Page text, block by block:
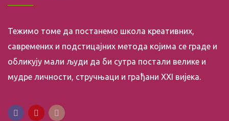
Тежимо томе да постанемо школа креативних,
савремених и подстицајних метода којима се граде и
обликују мали људи да би сутра постали велике и
мудре личности, стручњаци и грађани XXI вијека.